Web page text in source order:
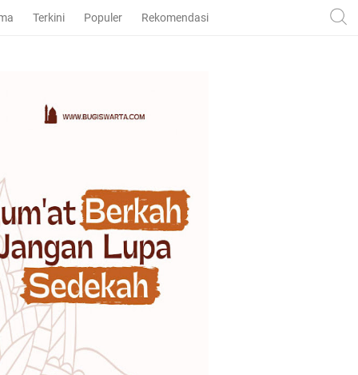
Terkini Populer Rekomendasi